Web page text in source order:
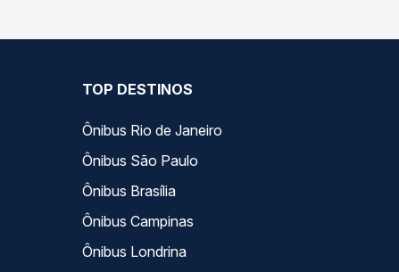
TOP DESTINOS
Ônibus Rio de Janeiro
Ônibus São Paulo
Ônibus Brasília
Ônibus Campinas
Ônibus Londrina